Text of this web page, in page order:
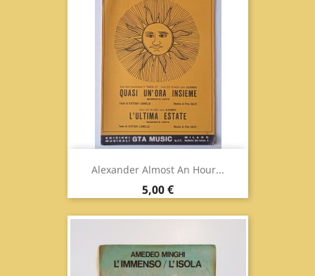
Alexander Almost An Hour...
Prix
5,00 €